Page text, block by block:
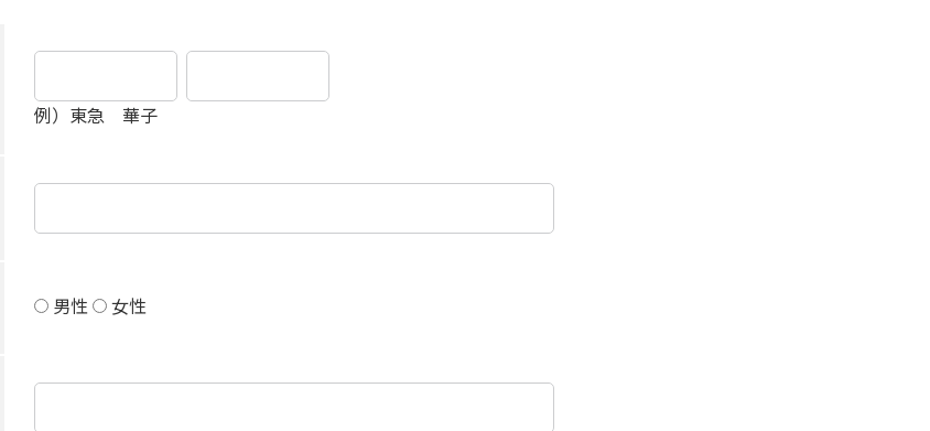
例）東急 華子
男性 女性